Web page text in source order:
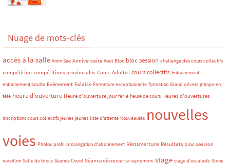
Nuage de mots-clés
accès à la salle Anim Sae Anniversaire Août Bloc bloc session challenge des cours collectifs
compétition compétitions provinciales Cours Adultes cours collectifs Entraînement
entrainement adulte Evénement Falaise Fermeture exceptionnelle formation Grand dévers grimpe en
tête heure d'ouverture Heure d'ouverture jour férié heure de cours Heures d'ouvertures
inscriptions cours collectifs jeunes jeunes liste d'attente Nouveautés nouvelles
voies Photos profil prolongation d'abonnement Réouverture Résultats bloc session
réveillon Salle de blocs Séance Covid Séance découverte septembre stage stage d'escalade Stone